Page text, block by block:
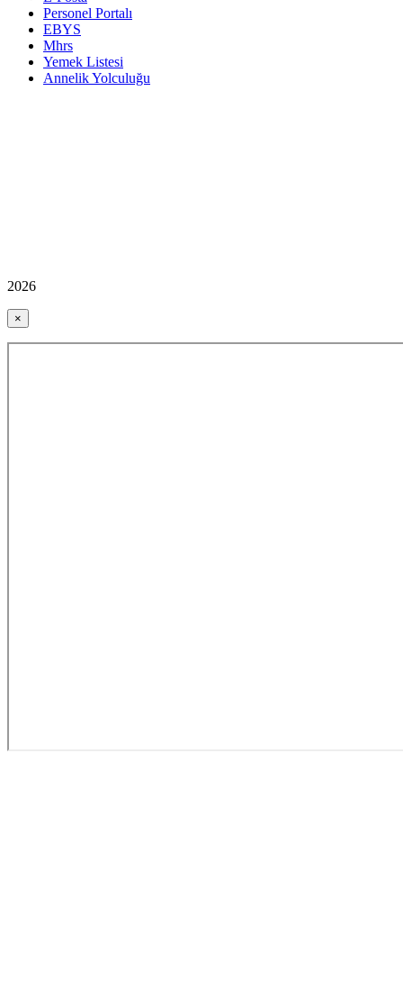
Personel Portalı
EBYS
Mhrs
Yemek Listesi
Annelik Yolculuğu
2026
×